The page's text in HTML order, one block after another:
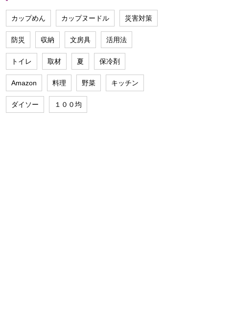
カップめん カップヌードル 災害対策
防災 収納 文房具 活用法
トイレ 取材 夏 保冷剤
Amazon 料理 野菜 キッチン
ダイソー １００均